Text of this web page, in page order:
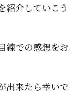
紹介していこう
線での感想をお
出来たら幸いで